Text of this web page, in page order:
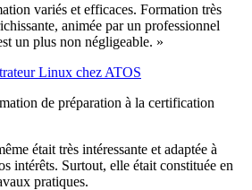
variés et efficaces. Formation très
animée par un professionnel
un plus non négligeable. »
Linux chez ATOS
de préparation à la certification
était très intéressante et adaptée à
intérêts. Surtout, elle était constituée en
pratiques.